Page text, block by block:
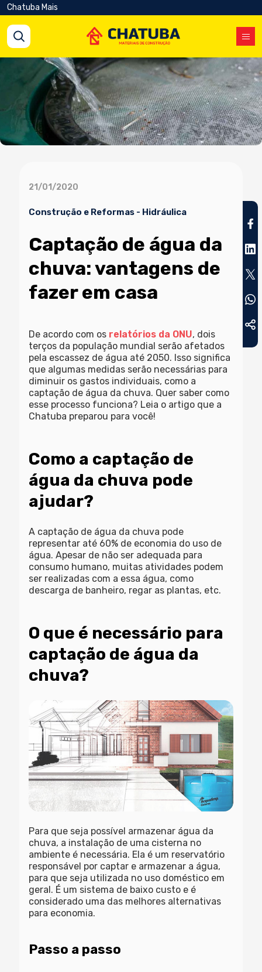
Chatuba Mais
21/01/2020
Construção e Reformas - Hidráulica
Captação de água da
chuva: vantagens de
fazer em casa
De acordo com os relatórios da ONU, dois
terços da população mundial serão afetados
pela escassez de água até 2050. Isso significa
que algumas medidas serão necessárias para
diminuir os gastos individuais, como a
captação de água da chuva. Quer saber como
esse processo funciona? Leia o artigo que a
Chatuba preparou para você!
Como a captação de
água da chuva pode
ajudar?
A captação de água da chuva pode
representar até 60% de economia do uso de
água. Apesar de não ser adequada para
consumo humano, muitas atividades podem
ser realizadas com a essa água, como
descarga de banheiro, regar as plantas, etc.
O que é necessário para
captação de água da
chuva?
Para que seja possível armazenar água da
chuva, a instalação de uma cisterna no
ambiente é necessária. Ela é um reservatório
responsável por captar e armazenar a água,
para que seja utilizada no uso doméstico em
geral. É um sistema de baixo custo e é
considerado uma das melhores alternativas
para economia.
Passo a passo